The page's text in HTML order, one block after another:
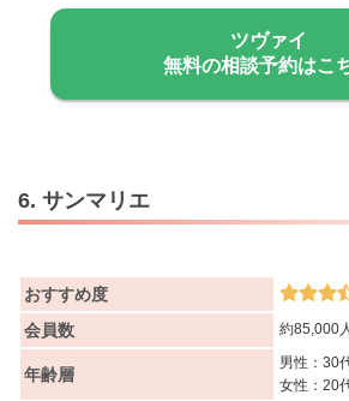
ツヴァイ
無料の相談予約はこ
6. サンマリエ
おすすめ度
会員数 約85,000
年齢層
男性：30
女性：20